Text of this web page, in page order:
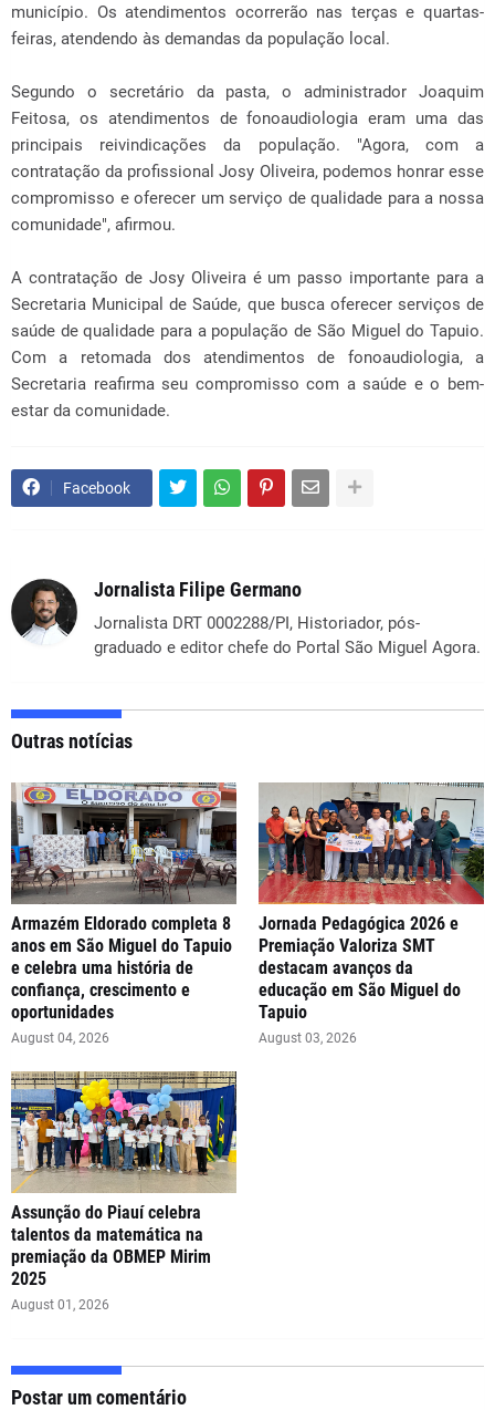
município. Os atendimentos ocorrerão nas terças e quartas-
feiras, atendendo às demandas da população local.
Segundo o secretário da pasta, o administrador Joaquim
Feitosa, os atendimentos de fonoaudiologia eram uma das
principais reivindicações da população. "Agora, com a
contratação da profissional Josy Oliveira, podemos honrar esse
compromisso e oferecer um serviço de qualidade para a nossa
comunidade", afirmou.
A contratação de Josy Oliveira é um passo importante para a
Secretaria Municipal de Saúde, que busca oferecer serviços de
saúde de qualidade para a população de São Miguel do Tapuio.
Com a retomada dos atendimentos de fonoaudiologia, a
Secretaria reafirma seu compromisso com a saúde e o bem-
estar da comunidade.
Facebook
Jornalista Filipe Germano
Jornalista DRT 0002288/PI, Historiador, pós-
graduado e editor chefe do Portal São Miguel Agora.
Outras notícias
Armazém Eldorado completa 8
anos em São Miguel do Tapuio
e celebra uma história de
confiança, crescimento e
oportunidades
August 04, 2026
Jornada Pedagógica 2026 e
Premiação Valoriza SMT
destacam avanços da
educação em São Miguel do
Tapuio
August 03, 2026
Assunção do Piauí celebra
talentos da matemática na
premiação da OBMEP Mirim
2025
August 01, 2026
Postar um comentário